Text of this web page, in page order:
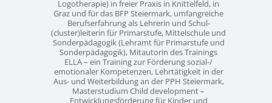
Logotherapie) in freier Praxis in Knittelfeld, in
Graz und für das BFP Steiermark, umfangreiche
Berufserfahrung als Lehrerin und Schul-
(cluster)leiterin für Primarstufe, Mittelschule und
Sonderpädagogik (Lehramt für Primarstufe und
Sonderpädagogik), Mitautorin des Trainings
ELLA – ein Training zur Förderung sozial-/
emotionaler Kompetenzen, Lehrtätigkeit in der
Aus- und Weiterbildung an der PPH Steiermark,
Masterstudium Child development –
Entwicklungsförderung für Kinder und